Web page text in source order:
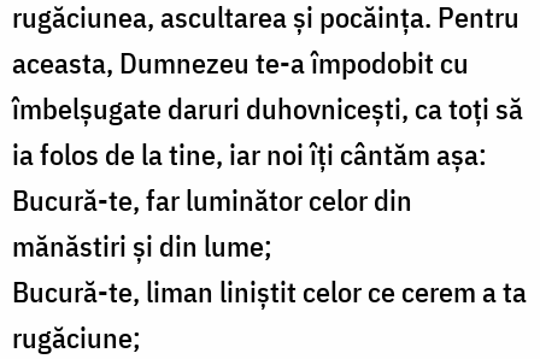
rugăciunea, ascultarea și pocăința. Pentru
aceasta, Dumnezeu te-a împodobit cu
îmbelșugate daruri duhovnicești, ca toți să
ia folos de la tine, iar noi îți cântăm așa:
Bucură-te, far luminător celor din
mănăstiri și din lume;
Bucură-te, liman liniștit celor ce cerem a ta
rugăciune;